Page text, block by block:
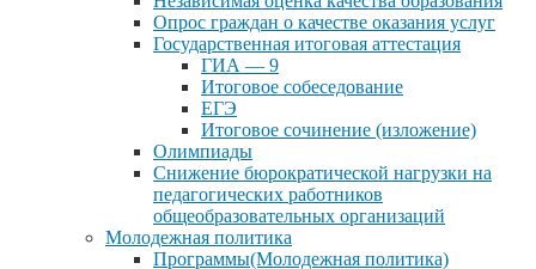
Опрос граждан о качестве оказания услуг
Государственная итоговая аттестация
ГИА — 9
Итоговое собеседование
ЕГЭ
Итоговое сочинение (изложение)
Олимпиады
Снижение бюрократической нагрузки на
педагогических работников
общеобразовательных организаций
Молодежная политика
Программы(Молодежная политика)